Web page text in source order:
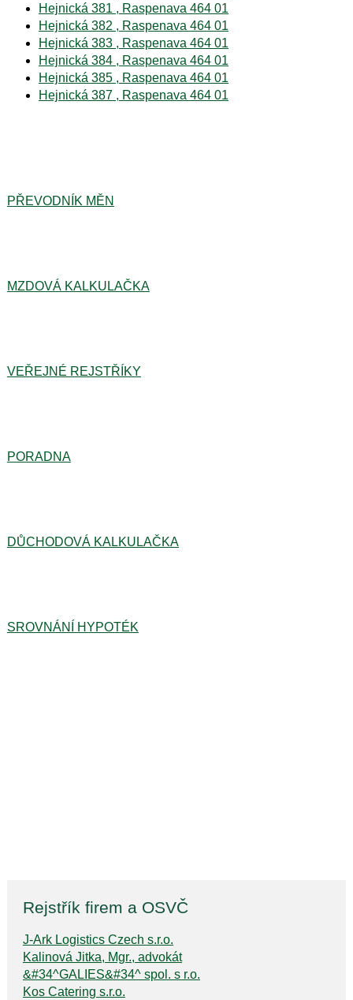
Hejnická 381 , Raspenava 464 01
Hejnická 382 , Raspenava 464 01
Hejnická 383 , Raspenava 464 01
Hejnická 384 , Raspenava 464 01
Hejnická 385 , Raspenava 464 01
Hejnická 387 , Raspenava 464 01
PŘEVODNÍK MĚN
MZDOVÁ KALKULAČKA
VEŘEJNÉ REJSTŘÍKY
PORADNA
DŮCHODOVÁ KALKULAČKA
SROVNÁNÍ HYPOTÉK
Rejstřík firem a OSVČ
J-Ark Logistics Czech s.r.o.
Kalinová Jitka, Mgr., advokát
&#34^GALIES&#34^ spol. s r.o.
Kos Catering s.r.o.